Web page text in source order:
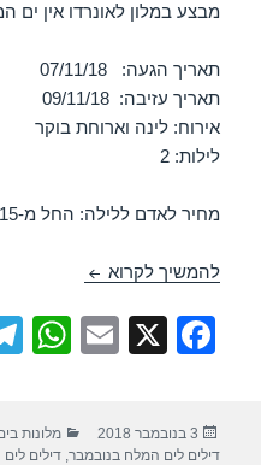
מבצע במלון לאונרדו אין ים
תאריך הגעה: 07/11/18
תאריך עזיבה: 09/11/18
אירוח: לינה וארוחת בוקר
לילות: 2
מחיר לאדם ללילה: החל מ-₪315
להמשיך לקרוא חופשה במלון
F
e
X
E
s
פורסם
בתאריך
3 בנובמבר 2018 קטגוריות
מלונות
דילים לים המלח בנובמבר ,דילים